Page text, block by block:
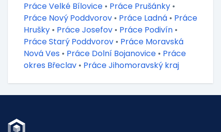
Práce Velké Bílovice • Práce Prušánky •
Práce Nový Poddvorov • Práce Ladná • Práce
Hrušky • Práce Josefov • Práce Podivín •
Práce Starý Poddvorov • Práce Moravská
Nová Ves • Práce Dolní Bojanovice • Práce
okres Břeclav • Práce Jihomoravský kraj